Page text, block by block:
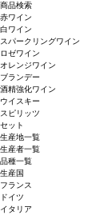
商品検索
赤ワイン
白ワイン
スパークリングワイン
ロゼワイン
オレンジワイン
ブランデー
酒精強化ワイン
ウイスキー
スピリッツ
セット
生産地一覧
生産者一覧
品種一覧
生産国
フランス
ドイツ
イタリア